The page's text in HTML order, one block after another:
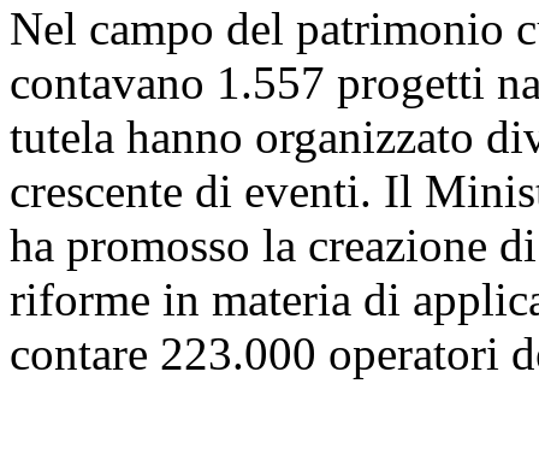
Nel campo del patrimonio
contavano 1.557 progetti
tutela hanno organizzato
crescente di eventi. Il
ha promosso la creazione
riforme in materia di
contare 223.000 operatori